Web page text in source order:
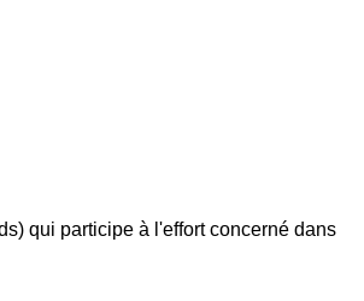
qui participe à l'effort concerné dans